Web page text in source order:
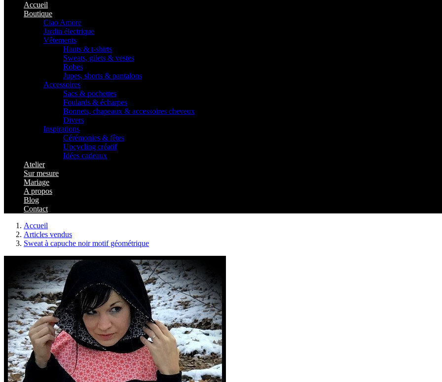
Accueil
Boutique
Ciao Amore
Jardin électrique
Vêtements
Hauts & t-shirts
Sweats, gilets & vestes
Robes
Jupes, shorts & pantalons
Accessoires
Sacs & pochettes
Foulards & écharpes
Bonnets, chapeaux & accessoires cheveux
Divers
Inspirations
Cérémonies & fêtes
Upcycling créatif
Idées cadeaux
Atelier
Sur mesure
Mariage
A propos
Blog
Contact
Accueil
Articles vendus
Sweat à capuche noir motif géométrique